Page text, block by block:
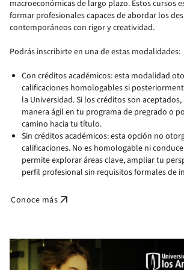
macroeconómicas de largo plazo. Estos cursos
formar profesionales capaces de abordar los
contemporáneos con rigor y creatividad.
Podrás inscribirte en una de estas modalidades:
Con créditos académicos: esta modalidad
calificaciones homologables si
la Universidad. Si los créditos son
manera ágil en tu programa de pregrado o
camino hacia tu título.
Sin créditos académicos: esta opción no
calificaciones. No es homologable ni
permite explorar áreas clave, ampliar tu
perfil profesional sin requisitos formales de
Conoce más arrow_outward